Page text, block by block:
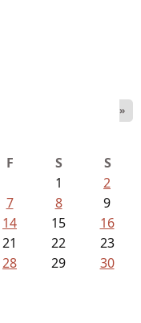
»
F S
S
1
2
7 8
9
14 15
16
21 22
23
28 29
30